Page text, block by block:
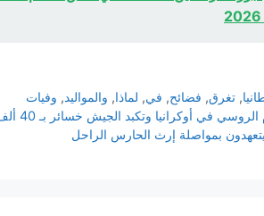
,تغرق, فضائح, في, لماذا, والمواليد, وفيات
في أوكرانيا وتكبد الجيش خسائر بـ 40 ألف جندي في يونيو
بمواصلة إرث الحارس الراحل